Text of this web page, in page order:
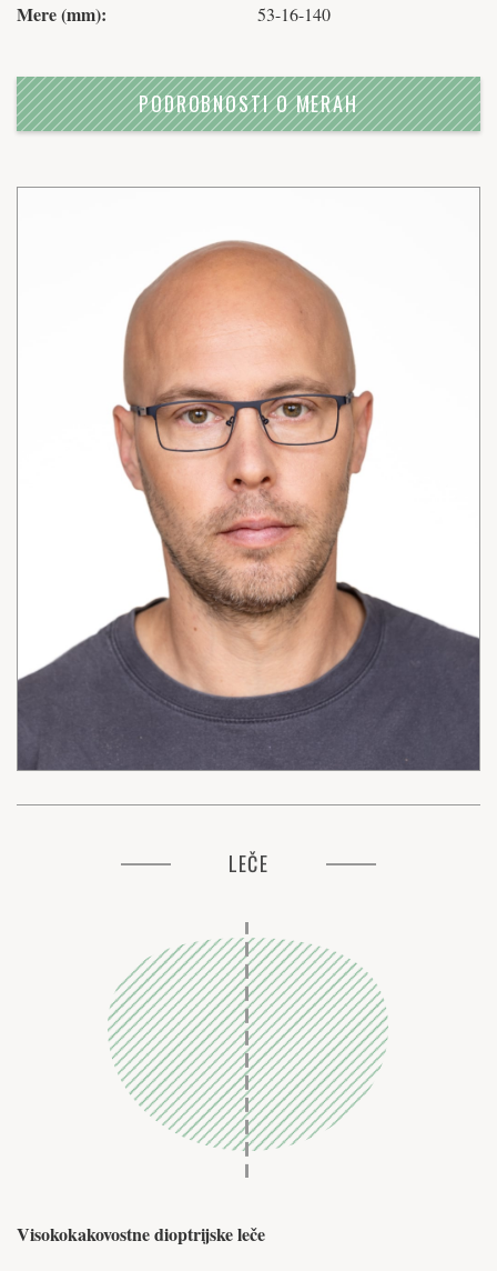
Mere (mm): 53-16-140
PODROBNOSTI O MERAH
LEČE
Visokokakovostne dioptrijske leče